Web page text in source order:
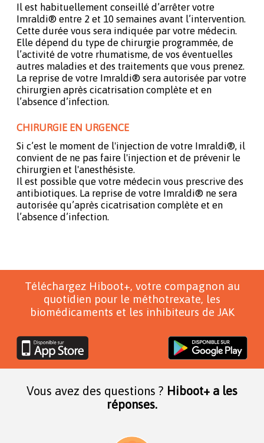
Il est habituellement conseillé d’arrêter votre
Imraldi® entre 2 et 10 semaines avant l’intervention.
Cette durée vous sera indiquée par votre médecin.
Elle dépend du type de chirurgie programmée, de
l’activité de votre rhumatisme, de vos éventuelles
autres maladies et des traitements que vous prenez.
La reprise de votre Imraldi® sera autorisée par votre
chirurgien après cicatrisation complète et en
l’absence d’infection.
CHIRURGIE EN URGENCE
Si c’est le moment de l'injection de votre Imraldi®, il
convient de ne pas faire l'injection et de prévenir le
chirurgien et l'anesthésiste.
Il est possible que votre médecin vous prescrive des
antibiotiques. La reprise de votre Imraldi® ne sera
autorisée qu’après cicatrisation complète et en
l’absence d’infection.
Téléchargez Hiboot+, votre compagnon au
quotidien pour le méthotrexate, les
biomédicaments et les inhibiteurs de JAK
Vous avez des questions ? Hiboot+ a les
réponses.